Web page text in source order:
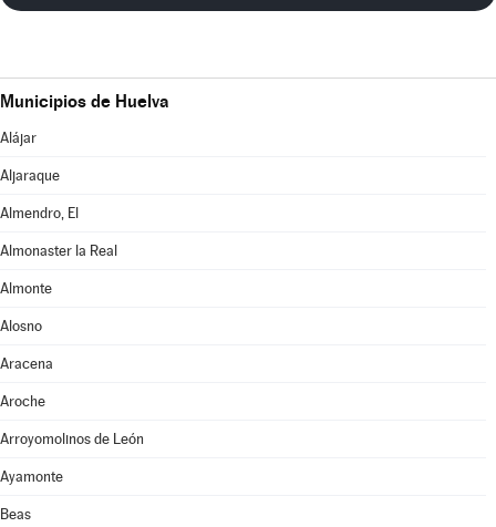
Municipios de Huelva
Alájar
Aljaraque
Almendro, El
Almonaster la Real
Almonte
Alosno
Aracena
Aroche
Arroyomolinos de León
Ayamonte
Beas